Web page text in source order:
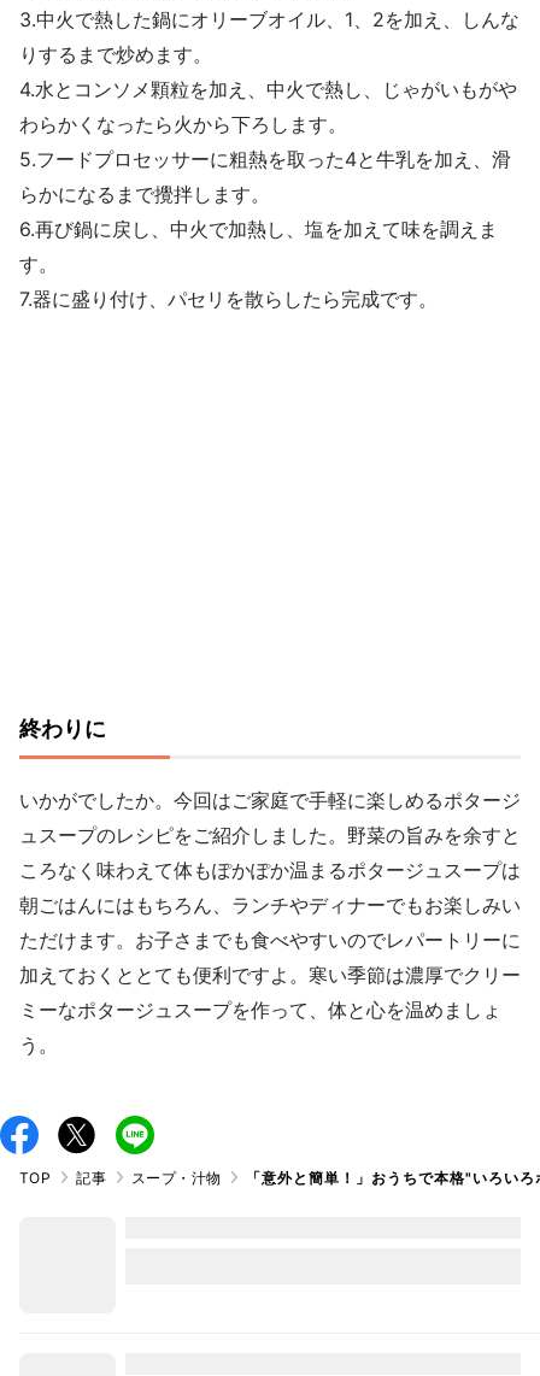
3.中火で熱した鍋にオリーブオイル、1、2を加え、しんな
りするまで炒めます。
4.水とコンソメ顆粒を加え、中火で熱し、じゃがいもがや
わらかくなったら火から下ろします。
5.フードプロセッサーに粗熱を取った4と牛乳を加え、滑
らかになるまで攪拌します。
6.再び鍋に戻し、中火で加熱し、塩を加えて味を調えま
す。
7.器に盛り付け、パセリを散らしたら完成です。
終わりに
いかがでしたか。今回はご家庭で手軽に楽しめるポタージ
ュスープのレシピをご紹介しました。野菜の旨みを余すと
ころなく味わえて体もぽかぽか温まるポタージュスープは
朝ごはんにはもちろん、ランチやディナーでもお楽しみい
ただけます。お子さまでも食べやすいのでレパートリーに
加えておくととても便利ですよ。寒い季節は濃厚でクリー
ミーなポタージュスープを作って、体と心を温めましょ
う。
TOP 記事 スープ・汁物 「意外と簡単！」おうちで本格"いろい